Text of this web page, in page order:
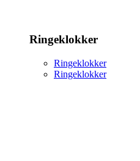
Ringeklokker
Ringeklokker
Ringeklokker